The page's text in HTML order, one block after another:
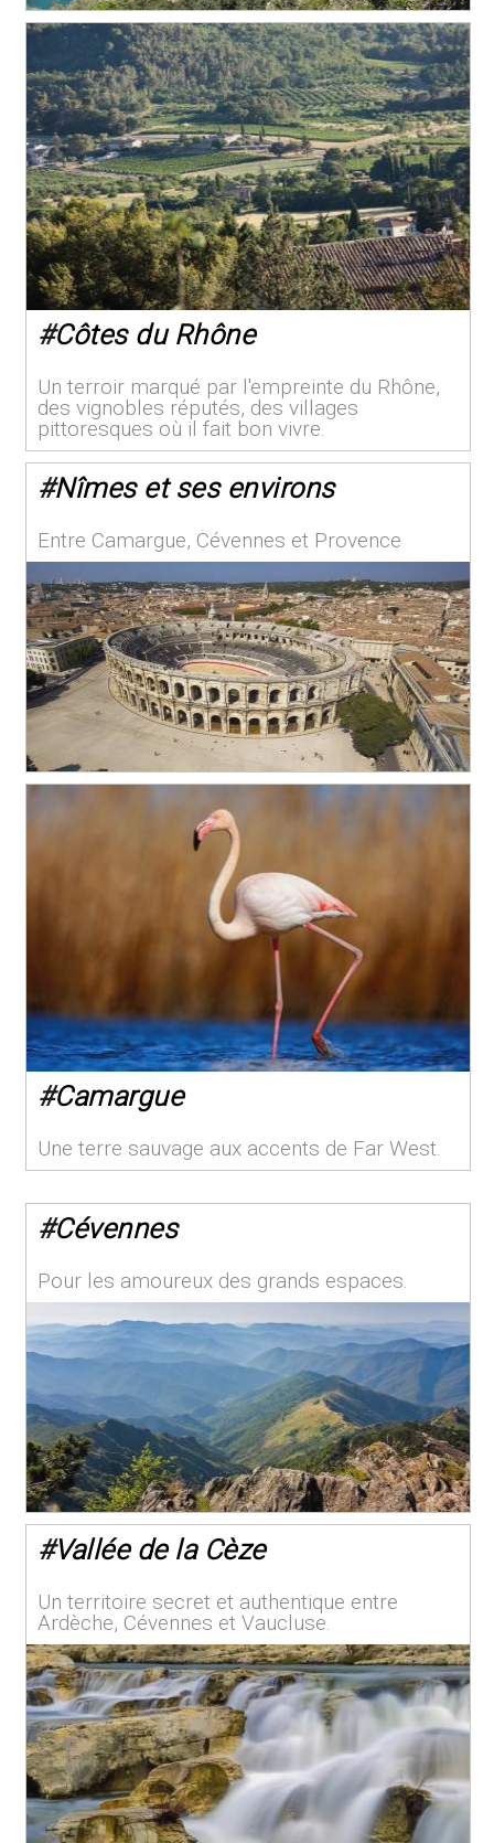
#Côtes du Rhône
Un terroir marqué par l'empreinte du Rhône,
des vignobles réputés, des villages
pittoresques où il fait bon vivre.
#Nîmes et ses environs
Entre Camargue, Cévennes et Provence
#Camargue
Une terre sauvage aux accents de Far West.
#Cévennes
Pour les amoureux des grands espaces.
#Vallée de la Cèze
Un territoire secret et authentique entre
Ardèche, Cévennes et Vaucluse.